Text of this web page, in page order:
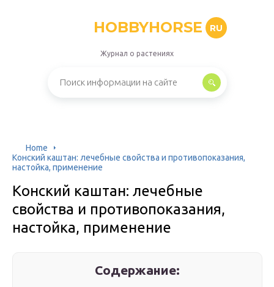
HOBBYHORSE RU
Журнал о растениях
Home
Конский каштан: лечебные свойства и противопоказания,
настойка, применение
Конский каштан: лечебные
свойства и противопоказания,
настойка, применение
Содержание: